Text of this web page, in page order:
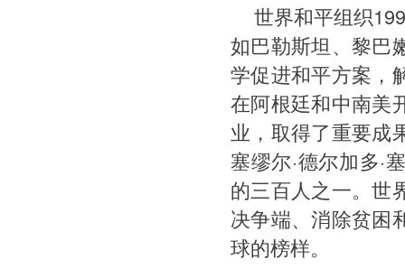
世界和平组织
如巴勒斯坦、黎巴
学促进和平方案，
在阿根廷和中南美
业，取得了重要成
塞缪尔·德尔加多·
的三百人之一。世
决争端、消除贫困
球的榜样。